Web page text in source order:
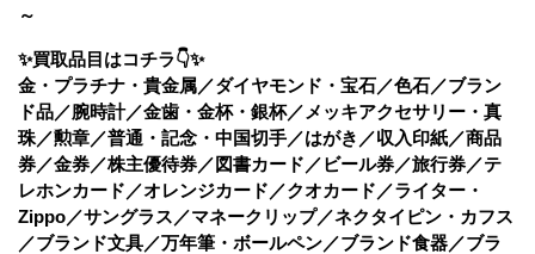
～
✨買取品目はコチラ👇✨
金・プラチナ・貴金属／ダイヤモンド・宝石／色石／ブラン
ド品／腕時計／金歯・金杯・銀杯／メッキアクセサリー・真
珠／勲章／普通・記念・中国切手／はがき／収入印紙／商品
券／金券／株主優待券／図書カード／ビール券／旅行券／テ
レホンカード／オレンジカード／クオカード／ライター・
Zippo／サングラス／マネークリップ／ネクタイピン・カフス
／ブランド文具／万年筆・ボールペン／ブランド食器／ブラ